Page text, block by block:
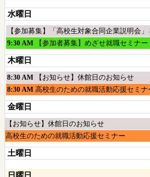
8
月
1st
2026
水曜日
水
曜
日,
8
月
5th
2026
【参加募集】「高校生対象合同企業説明会」
水
曜
日,
8
月
5th
2026
9:30 AM 【参加者募集】めざせ就職セミナ
木曜日
木
曜
日,
8
月
6th
2026
8:30 AM
【お知らせ】休館日のお知らせ
木
曜
日,
8
月
6th
2026
8:30 AM 高校生のための就職活動応援セミナ
金曜日
木
曜
日,
8
【お知らせ】休館日のお知らせ
木
曜
日,
8
高校生のための就職活動応援セミナー
土曜日